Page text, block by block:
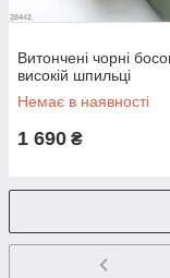
Витончені чорні
високій шпильці
Немає в наявності
1 690 ₴